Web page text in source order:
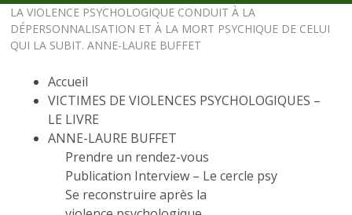
LA VIOLENCE PSYCHOLOGIQUE CONDUIT À LA
DÉPERSONNALISATION ET À LA MORT PSYCHIQUE DE CELUI
QUI LA SUBIT. ANNE-LAURE BUFFET
Accueil
VICTIMES DE VIOLENCES PSYCHOLOGIQUES –
LE LIVRE
ANNE-LAURE BUFFET
Prendre un rendez-vous
Publication Interview – Le cercle psy
Se reconstruire après la